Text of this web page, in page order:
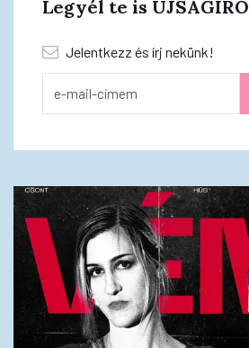
Legyél te is ÚJSÁGÍRÓ
Jelentkezz és írj nekünk!